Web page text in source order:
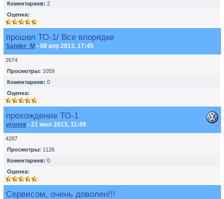
Коментариев: 2
Оценка:
прошел ТО-1/ Все впорядке
Sander_M • 08 апр 2013, 17:45
2674
Просмотры: 1059
Коментариев: 0
Оценка:
прохождение ТО-1
уголек • 21 июл 2013, 11:49
4287
Просмотры: 1126
Коментариев: 0
Оценка:
Сервисом, очень доволен!!!